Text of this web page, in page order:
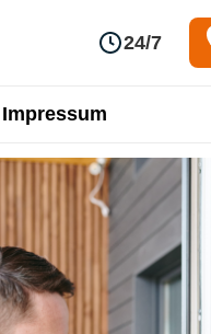
24/7
Impressum